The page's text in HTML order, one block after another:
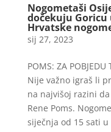
Nogometaši
dočekuju Goricu
Hrvatske
sij 27, 2023
POMS: ZA POBJEDU
Nije važno igraš li
na najvišoj razini
Rene Poms.
siječnja od 15 sati